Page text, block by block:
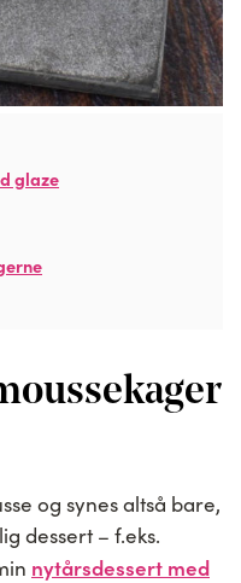
glaze
og synes altså bare,
dessert – f.eks.
nytårsdessert med